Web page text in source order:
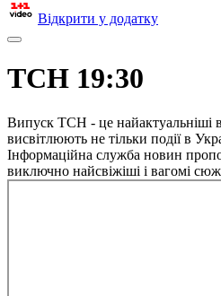
Відкрити у додатку
ТСН 19:30
Випуск ТСН - це найактуальніші
висвітлюють не тільки події в
Інформаційна служба новин
виключно найсвіжіші і вагомі